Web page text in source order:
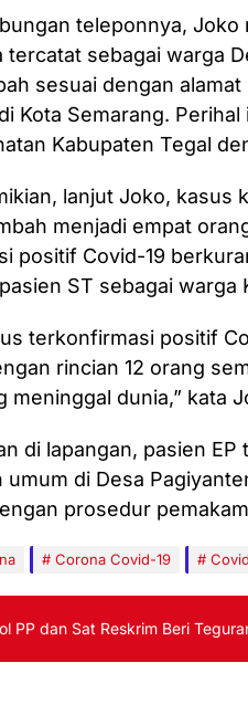
teleponnya, Joko
tercatat sebagai warga
sesuai dengan
Kota Semarang.
Kabupaten Tegal
lanjut Joko, kasus
menjadi empat
positif Covid-19
ST sebagai warga
terkonfirmasi positif
rincian 12 orang
meninggal dunia,” kata
di lapangan, pasien
umum di Desa
prosedur
Corona Covid-19
PP dan Sat Reskrim Beri